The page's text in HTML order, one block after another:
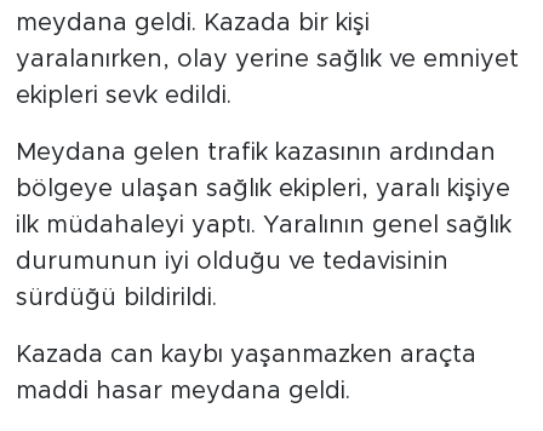
meydana geldi. Kazada bir kişi
yaralanırken, olay yerine sağlık ve emniyet
ekipleri sevk edildi.
Meydana gelen trafik kazasının ardından
bölgeye ulaşan sağlık ekipleri, yaralı kişiye
ilk müdahaleyi yaptı. Yaralının genel sağlık
durumunun iyi olduğu ve tedavisinin
sürdüğü bildirildi.
Kazada can kaybı yaşanmazken araçta
maddi hasar meydana geldi.
Bingöl Kaza Haberleri